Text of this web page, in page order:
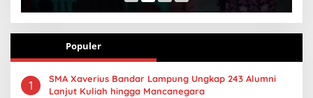
Populer
1
SMA Xaverius Bandar Lampung Ungkap 243 Alumni
Lanjut Kuliah hingga Mancanegara